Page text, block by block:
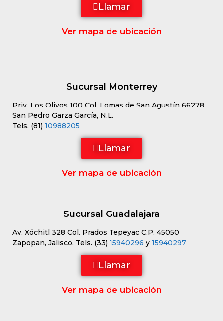
Llamar
Ver mapa de ubicación
Sucursal Monterrey
Priv. Los Olivos 100 Col. Lomas de San Agustín 66278
San Pedro Garza García, N.L.
Tels. (81) 10988205
Llamar
Ver mapa de ubicación
Sucursal Guadalajara
Av. Xóchitl 328 Col. Prados Tepeyac C.P. 45050
Zapopan, Jalisco. Tels. (33) 15940296 y 15940297
Llamar
Ver mapa de ubicación